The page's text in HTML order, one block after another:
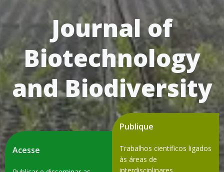
Journal of
Biotechnology
and Biodiversity
Acesse
Publique
Trabalhos científicos ligados
às áreas de